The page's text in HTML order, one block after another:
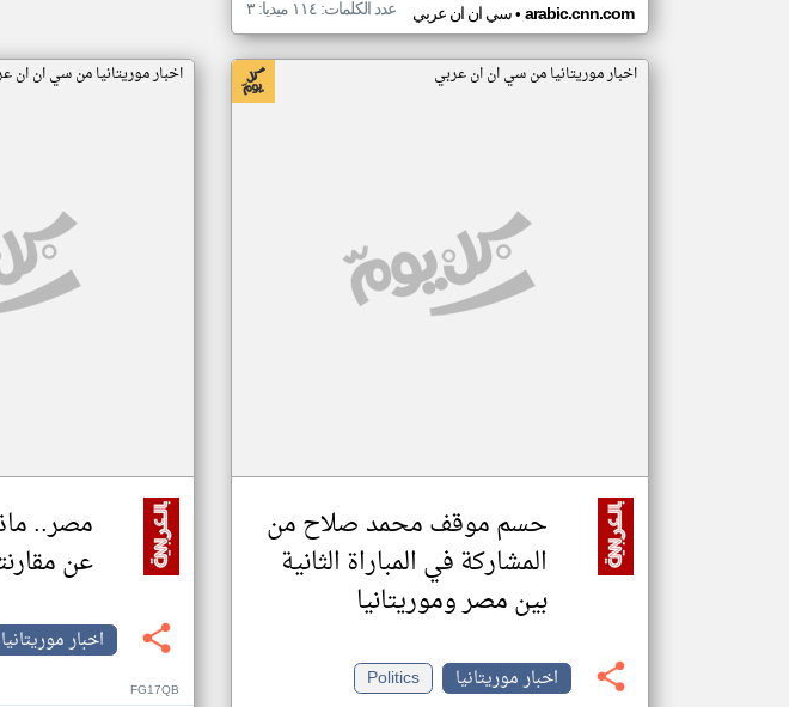
سي ان ان عربي• arabic.cnn.com عدد الكلمات: ١١٤ ميديا: ٣
اخبار موريتانيا من سي ان ان عربي
حسم موقف محمد صلاح من
المشاركة في المباراة الثانية
بين مصر وموريتانيا
اخبار موريتانيا
Politics
اخبار موريتانيا من سي ان ان
مصر..
عن
اخبار موريتانيا
FG17QB